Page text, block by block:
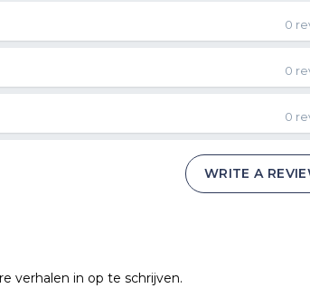
0
0
0
WRITE A
verhalen in op te schrijven.